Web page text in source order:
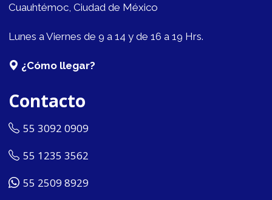
Cuauhtémoc, Ciudad de México
Lunes a Viernes de 9 a 14 y de 16 a 19 Hrs.
¿Cómo llegar?
Contacto
55 3092 0909
55 1235 3562
55 2509 8929